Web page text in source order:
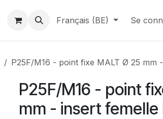
À propos de BINAME Contactez-nous
Français (BE) Se
P25F/M16 - point fixe MALT Ø 25 mm
P25F/M16 - point
mm - insert femelle